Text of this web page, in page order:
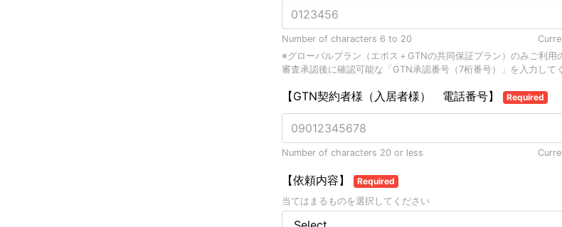
Number of characters 6 to 20
※グローバルプラン（エポス＋GTNの共同保証プラン）のみご利用
審査承認後に確認可能な「GTN承認番号（7桁番号）」を入力して
【GTN契約者様（入居者様） 電話番号】 Required
Number of characters 20 or less
【依頼内容】 Required
当てはまるものを選択してください